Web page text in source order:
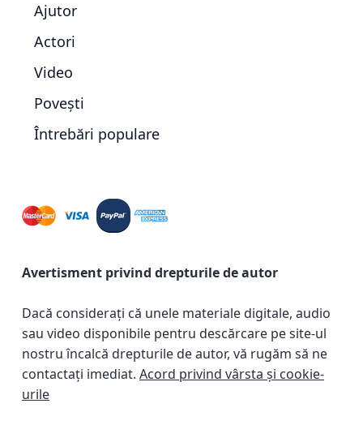
Ajutor
Actori
Video
Povești
Întrebări populare
Avertisment privind drepturile de autor
Dacă considerați că unele materiale digitale, audio
sau video disponibile pentru descărcare pe site-ul
nostru încalcă drepturile de autor, vă rugăm să ne
contactați imediat. Acord privind vârsta și cookie-
urile